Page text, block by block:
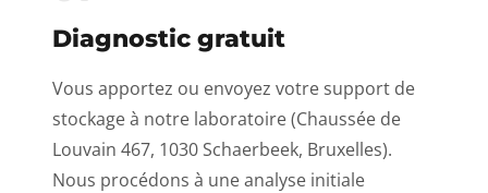
Diagnostic gratuit
Vous apportez ou envoyez votre support de
stockage à notre laboratoire (Chaussée de
Louvain 467, 1030 Schaerbeek, Bruxelles).
Nous procédons à une analyse initiale